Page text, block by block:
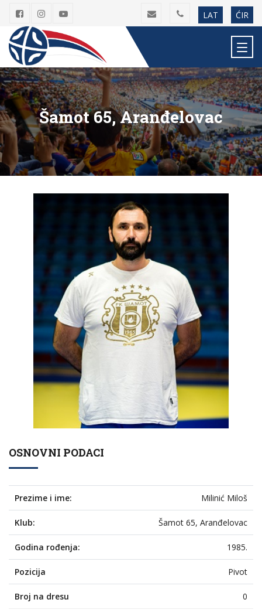
LAT ĆIR
Šamot 65, Aranđelovac
OSNOVNI PODACI
Prezime i ime: Milinić Miloš
Klub: Šamot 65, Aranđelovac
Godina rođenja: 1985.
Pozicija Pivot
Broj na dresu 0